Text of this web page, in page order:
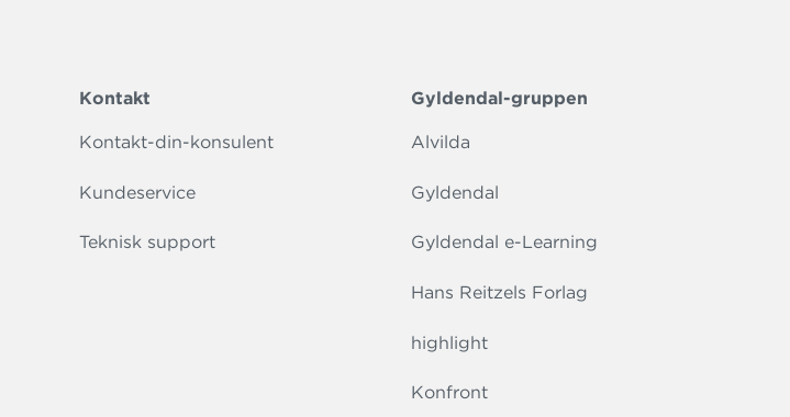
Kontakt
Kontakt-din-konsulent
Kundeservice
Teknisk support
Gyldendal-gruppen
Alvilda
Gyldendal
Gyldendal e-Learning
Hans Reitzels Forlag
highlight
Konfront